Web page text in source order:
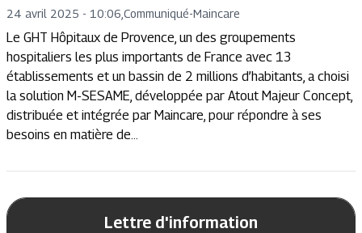
24 avril 2025 - 10:06 Communiqué-Maincare
Le GHT Hôpitaux de Provence, un des groupements
hospitaliers les plus importants de France avec 13
établissements et un bassin de 2 millions d’habitants, a choisi
la solution M-SESAME, développée par Atout Majeur Concept,
distribuée et intégrée par Maincare, pour répondre à ses
besoins en matière de...
Lettre d'information